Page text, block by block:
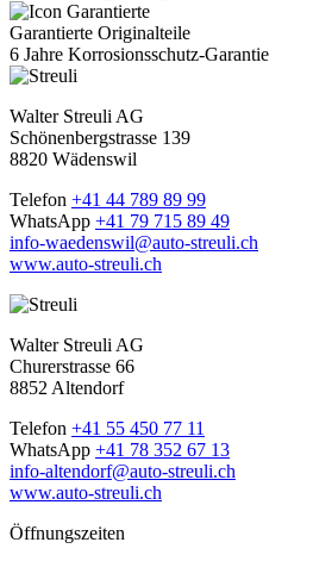
Garantierte Originalteile
6 Jahre Korrosionsschutz-Garantie
Walter Streuli AG
Schönenbergstrasse 139
8820 Wädenswil
Telefon +41 44 789 89 99
WhatsApp +41 79 715 89 49
info-waedenswil@auto-streuli.ch
www.auto-streuli.ch
Walter Streuli AG
Churerstrasse 66
8852 Altendorf
Telefon +41 55 450 77 11
WhatsApp +41 78 352 67 13
info-altendorf@auto-streuli.ch
www.auto-streuli.ch
Öffnungszeiten